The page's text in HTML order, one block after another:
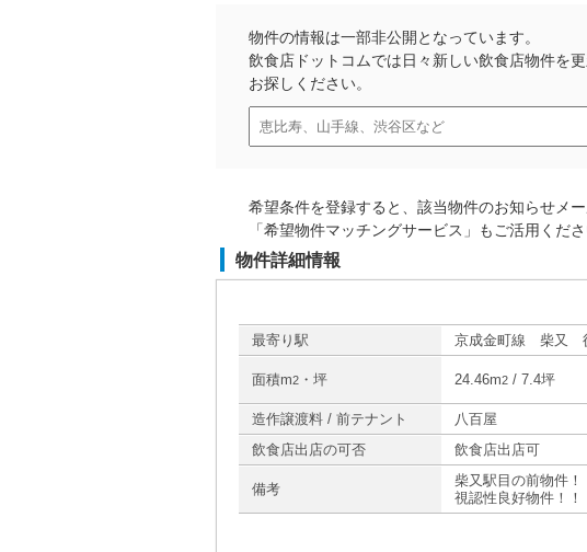
物件の情報は一部非公開となっています。
飲食店ドットコムでは日々新しい飲食店物件を
お探しください。
希望条件を登録すると、該当物件のお知らせメー
「希望物件マッチングサービス」もご活用くださ
物件詳細情報
最寄り駅 京成金町線 柴又 徒
面積m2 ・坪 24.46m2 / 7.4坪
造作譲渡料 / 前テナント
八百屋
飲食店出店の可否
飲食店出店可
備考
柴又駅目の前物件！
視認性良好物件！！